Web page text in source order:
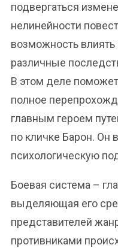
подвергаться
нелинейности
возможность
различные
В этом деле
полное
главным героем
по кличке Барон. Он
психологическую
Боевая система –
выделяющая его
представителей
противниками